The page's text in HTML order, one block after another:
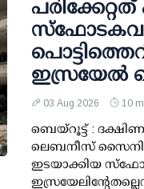
ഇസ്രയേൽ
03 Aug 2026 10
ബെയ്റൂട്ട് :
ലെബനീസ്
ഇടയാക്കിയ